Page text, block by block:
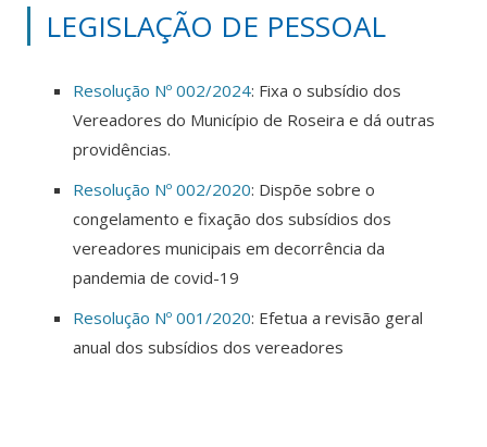
LEGISLAÇÃO DE PESSOAL
Resolução Nº 002/2024: Fixa o subsídio dos
Vereadores do Município de Roseira e dá outras
providências.
Resolução Nº 002/2020: Dispõe sobre o
congelamento e fixação dos subsídios dos
vereadores municipais em decorrência da
pandemia de covid-19
Resolução Nº 001/2020: Efetua a revisão geral
anual dos subsídios dos vereadores